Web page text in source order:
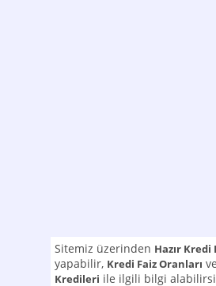
Sitemiz üzerinden Hazır
yapabilir, Kredi Faiz Oranları ve
Kredileri ile ilgili bilgi